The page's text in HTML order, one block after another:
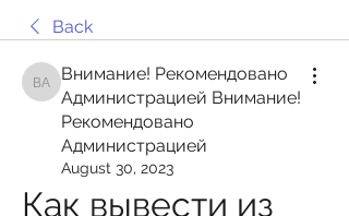
Back
Внимание! Рекомендовано Администрацией
Внимание! Рекомендовано
Администрацией Внимание!
Рекомендовано
Администрацией
August 30, 2023
Как вывести из